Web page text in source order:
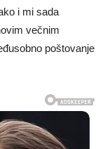
i mi sada
večnim
poštovanje